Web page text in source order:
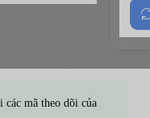
các mã theo dõi của